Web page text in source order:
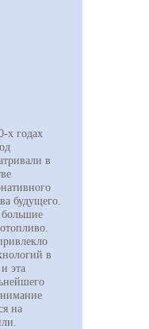
х годах
в
будущего.
большие
в
эта
на